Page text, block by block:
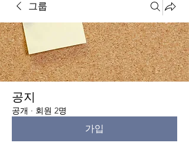
그룹
공지
공개 · 회원 2명
가입